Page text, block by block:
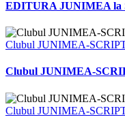
EDITURA JUNIMEA la
Clubul JUNIMEA-
Clubul JUNIMEA-
Clubul JUNIMEA-